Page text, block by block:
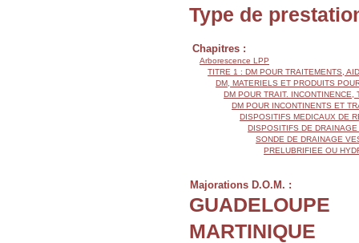
Type de
Chapitres :
Arborescence LPP
TITRE 1 : DM POUR TRAITEMENTS,
DM, MATERIELS ET PRODUITS
DM POUR TRAIT.
DM POUR INCONTINENTS ET
DISPOSITIFS MEDICAUX DE
DISPOSITIFS DE
SONDE DE DRAINAGE
PRELUBRIFIEE OU
Majorations D.O.M. :
GUADELOUPE
MARTINIQUE